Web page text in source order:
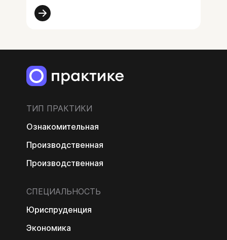
ТИП ПРАКТИКИ
Ознакомительная
Производственная
Производственная
СПЕЦИАЛЬНОСТЬ
Юриспруденция
Экономика